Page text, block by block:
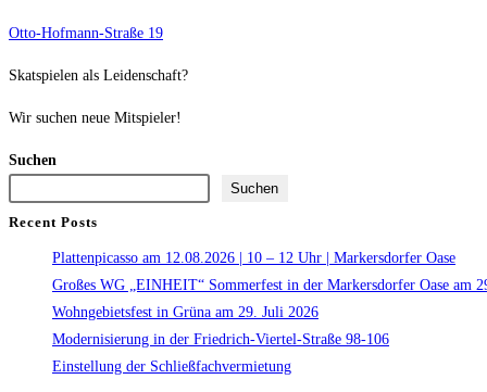
Otto-Hofmann-Straße 19
Skatspielen als Leidenschaft?
Wir suchen neue Mitspieler!
Suchen
Suchen
Recent Posts
Plattenpicasso am 12.08.2026 | 10 – 12 Uhr | Markersdorfer Oase
Großes WG „EINHEIT“ Sommerfest in der Markersdorfer Oase am
Wohngebietsfest in Grüna am 29. Juli 2026
Modernisierung in der Friedrich-Viertel-Straße 98-106
Einstellung der Schließfachvermietung